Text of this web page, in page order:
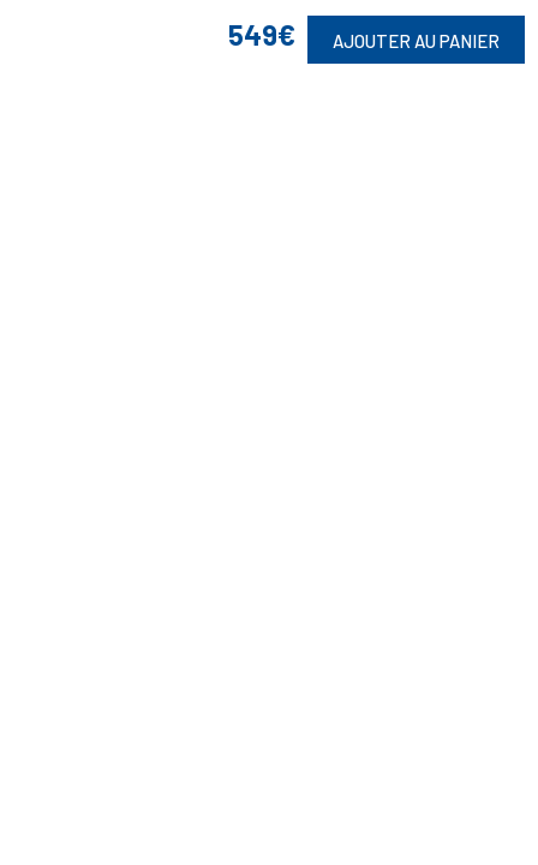
549€ AJOUTER AU PANIER